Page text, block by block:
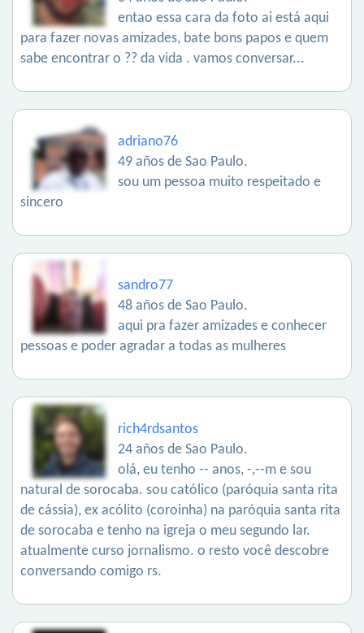
entao essa cara da foto ai está aqui
para fazer novas amizades, bate bons papos e quem
sabe encontrar o ?? da vida . vamos conversar...
adriano76
49 años de Sao Paulo.
sou um pessoa muito respeitado e
sincero
sandro77
48 años de Sao Paulo.
aqui pra fazer amizades e conhecer
pessoas e poder agradar a todas as mulheres
rich4rdsantos
24 años de Sao Paulo.
olá, eu tenho -- anos, -,--m e sou
natural de sorocaba. sou católico (paróquia santa rita
de cássia), ex acólito (coroinha) na paróquia santa rita
de sorocaba e tenho na igreja o meu segundo lar.
atualmente curso jornalismo. o resto você descobre
conversando comigo rs.